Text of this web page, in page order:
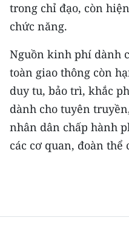
trong chỉ đạo, còn
chức năng.
Nguồn kinh phí dành
toàn giao thông còn
duy tu, bảo trì, khắc
dành cho tuyên
nhân dân chấp hành
các cơ quan, đoàn